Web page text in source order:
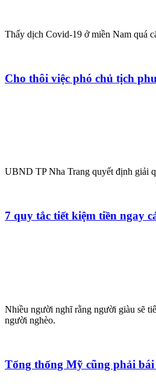
Thấy dịch Covid-19 ở miền Nam quá
Cho thôi việc phó chủ tịch
UBND TP Nha Trang quyết định giải
7 quy tắc tiết kiệm tiền ngay
Nhiều người nghĩ rằng người giàu sẽ
người nghèo.
Tổng thống Mỹ cũng phải